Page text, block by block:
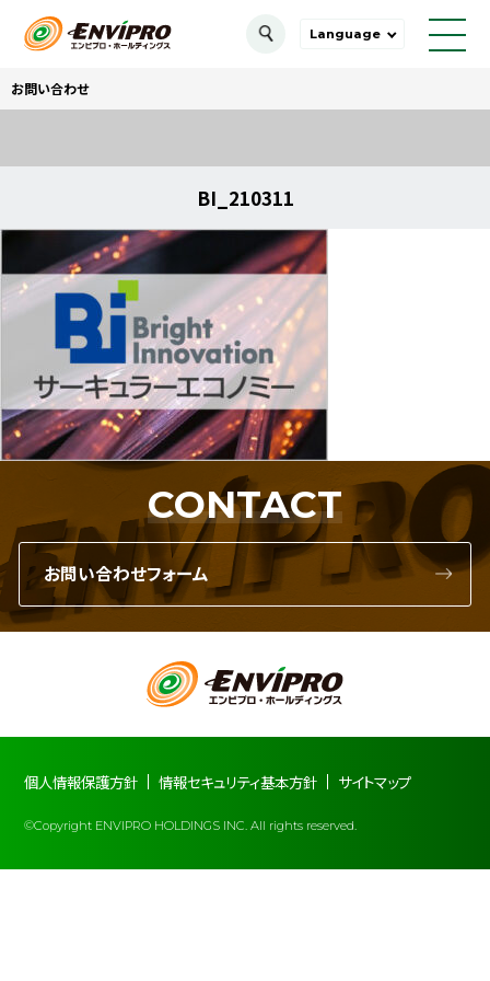
Language
お問い合わせ
BI_210311
CONTACT
お問い合わせフォーム
個人情報保護方針 情報セキュリティ基本方針 サイトマップ
©Copyright ENVIPRO HOLDINGS INC. All rights reserved.